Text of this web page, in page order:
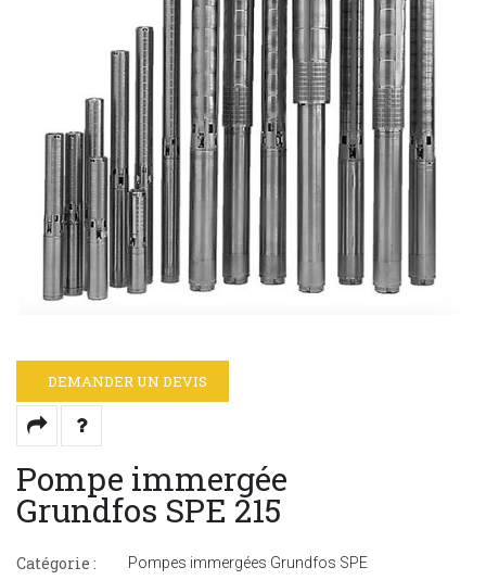
DEMANDER UN DEVIS
Pompe immergée
Grundfos SPE 215
Catégorie : Pompes immergées Grundfos SPE